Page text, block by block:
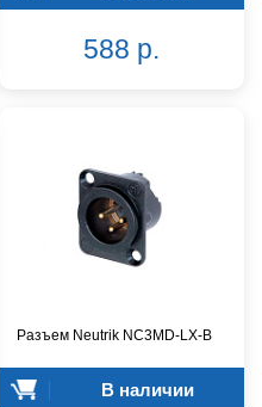
588 р.
Разъем Neutrik NC3MD-LX-B
В наличии